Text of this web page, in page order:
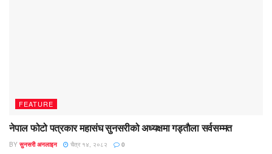
FEATURE
नेपाल फोटो पत्रकार महासंघ सुनसरीको अध्यक्षमा गड्ताैला सर्वसम्मत
BY सुनसरी अनलाइन चैत्र १४, २०८२ 0